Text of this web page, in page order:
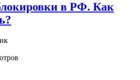
в РФ. Как